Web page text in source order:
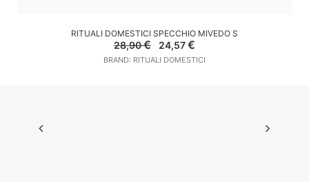
AGGIUNGI AL CARRELLO
RITUALI DOMESTICI SPECCHIO MIVEDO S
28,90€
Il
prezzo
originale
24,57€Il
attuale
BRAND: RITUALI DOMESTICI